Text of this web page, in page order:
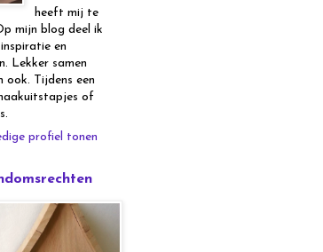
heeft mij te
mijn blog deel ik
en
Lekker samen
ook. Tijdens een
of
profiel tonen